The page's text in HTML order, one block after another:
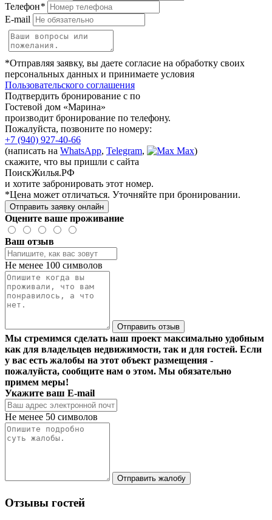
Телефон*
E-mail
*Отправляя заявку, вы даете согласие на обработку своих
персональных данных и принимаете условия
Пользовательского соглашения
Подтвердить бронирование с по
Гостевой дом «Марина»
производит бронирование по телефону.
Пожалуйста, позвоните по номеру:
+7 (940) 927-40-66
(написать на WhatsApp, Telegram, Max)
скажите, что вы пришли с сайта
ПоискЖилья.РФ
и хотите забронировать этот номер.
*Цена может отличаться. Уточняйте при бронировании.
Отправить заявку онлайн
Оцените ваше проживание
Ваш отзыв
Не менее 100 символов
Отправить отзыв
Мы стремимся сделать наш проект максимально удобным
как для владельцев недвижимости, так и для гостей. Если
у вас есть жалобы на этот объект размещения -
пожалуйста, сообщите нам о этом. Мы обязательно
примем меры!
Укажите ваш E-mail
Не менее 50 символов
Отправить жалобу
Отзывы гостей